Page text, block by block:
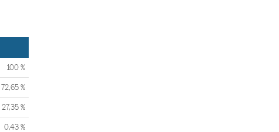
100 %
72,65 %
27,35 %
0,43 %